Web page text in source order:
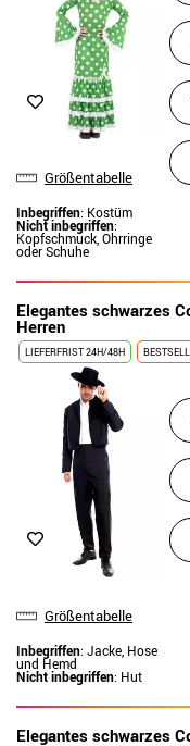
Größentabelle
Inbegriffen: Kostüm
Nicht inbegriffen:
Kopfschmuck, Ohrringe
oder Schuhe
Elegantes schwarzes
Herren
LIEFERFRIST 24H/48H
Größentabelle
Inbegriffen: Jacke, Hose
und Hemd
Nicht inbegriffen: Hut
Elegantes schwarzes